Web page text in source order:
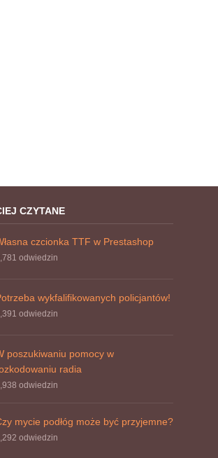
CZYTANE
czcionka TTF w Prestashop
odwiedzin
wykfalifikowanych policjantów!
odwiedzin
poszukiwaniu pomocy w
radia
odwiedzin
mycie podłóg może być przyjemne?
odwiedzin